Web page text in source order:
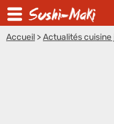
Accueil >Actualités cuisine